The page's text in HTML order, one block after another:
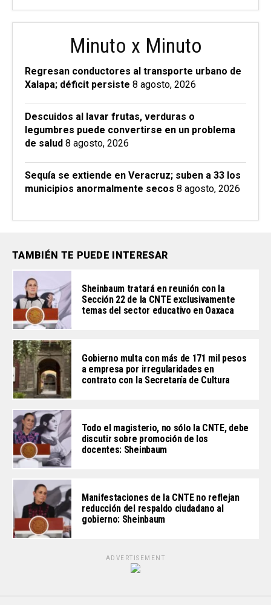
Minuto x Minuto
Regresan conductores al transporte urbano de
Xalapa; déficit persiste 8 agosto, 2026
Descuidos al lavar frutas, verduras o
legumbres puede convertirse en un problema
de salud 8 agosto, 2026
Sequía se extiende en Veracruz; suben a 33 los
municipios anormalmente secos 8 agosto, 2026
TAMBIÉN TE PUEDE INTERESAR
Sheinbaum tratará en reunión con la
Sección 22 de la CNTE exclusivamente
temas del sector educativo en Oaxaca
Gobierno multa con más de 171 mil pesos
a empresa por irregularidades en
contrato con la Secretaría de Cultura
Todo el magisterio, no sólo la CNTE, debe
discutir sobre promoción de los
docentes: Sheinbaum
Manifestaciones de la CNTE no reflejan
reducción del respaldo ciudadano al
gobierno: Sheinbaum
ADVERTISEMENT